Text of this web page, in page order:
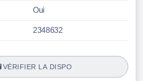
Oui
2348632
VÉRIFIER LA DISPO